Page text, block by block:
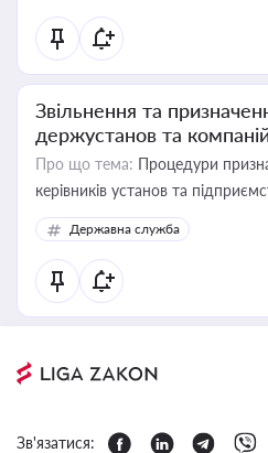
Звільнення та
держустанов та
Про що тема: Процедури
керівників установ та
Державна служба
Зв'язатися: